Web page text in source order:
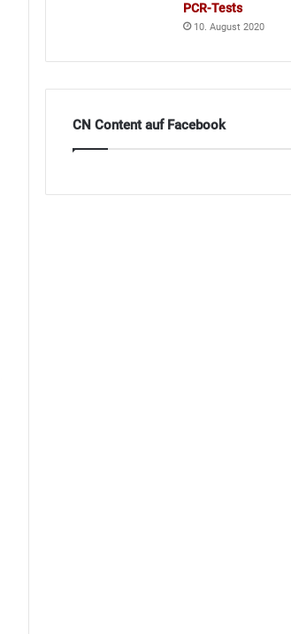
PCR-Tests
10. August 2020
CN Content auf Facebook